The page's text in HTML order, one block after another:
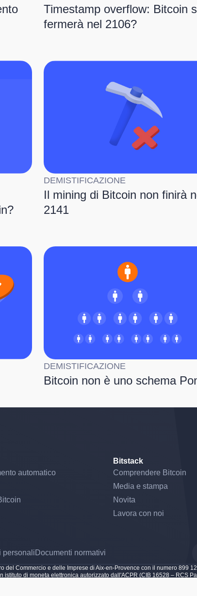
impostazioni sulla privacy, garantendo la conformità alle
Timestamp overflow: Bitcoin
fermerà nel 2106?
DEMISTIFICAZIONE
Il mining di Bitcoin non finirà
2141
DEMISTIFICAZIONE
Bitcoin non è uno schema
automatico
Bitstack
Comprendere Bitcoin
Media e stampa
Novita
Lavora con noi
personaliDocumenti normativi
del Commercio e delle Imprese di Aix-en-Provence con il numero 899
di moneta elettronica autorizzato dall'ACPR (CIB 16528 – RCS